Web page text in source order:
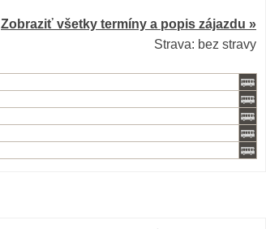
Zobraziť všetky termíny a popis zájazdu »
Strava: bez stravy